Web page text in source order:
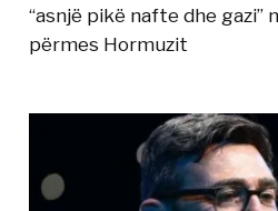
“asnjë pikë nafte dhe gazi”
përmes Hormuzit